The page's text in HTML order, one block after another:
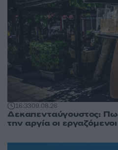
16:3309.08.26
Δεκαπενταύγουστος:
την αργία οι